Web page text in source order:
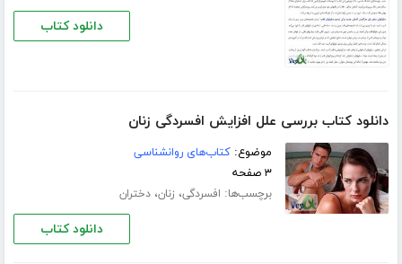
دانلود کتاب
دانلود کتاب بررسی علل افزایش افسردگی زنان
موضوع:کتاب‌های روانشناسی
۳ صفحه
برچسب‌ها: افسردگی، زنان،دختران
دانلود کتاب